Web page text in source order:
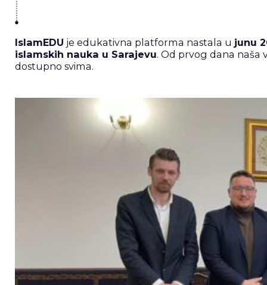
IslamEDU je edukativna platforma nastala u junu
islamskih nauka u Sarajevu. Od prvog dana naša
dostupno svima.